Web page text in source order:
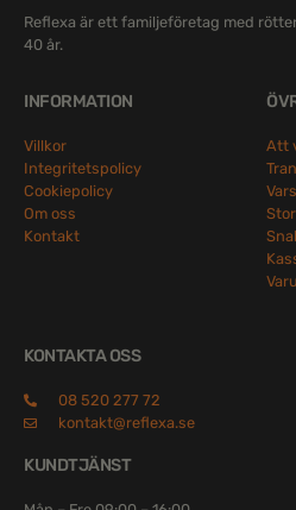
Reflexa är ett familjeföretag med
40 år.
INFORMATION
Villkor
Integritetspolicy
Cookiepolicy
Om oss
Kontakt
Att
KONTAKTA OSS
08 520 277 72
kontakt@reflexa.se
KUNDTJÄNST